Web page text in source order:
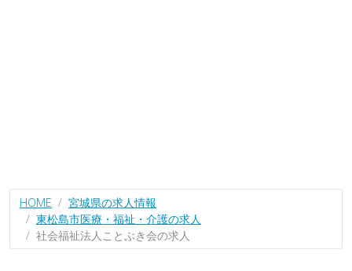
HOME
宮城県の求人情報
東松島市医療・福祉・介護の求人
社会福祉法人ことぶき会の求人